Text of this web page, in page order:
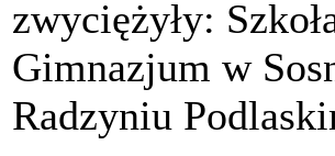
zwyciężyły:
Gimnazjum w
Radzyniu